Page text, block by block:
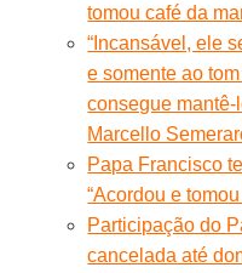
tomou café da
“Incansável, ele
e somente ao
consegue mantê-
Marcello
Papa Francisco
“Acordou e
Participação do
cancelada até